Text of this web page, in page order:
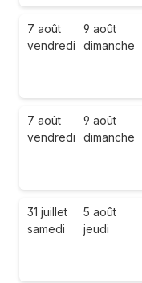
7 août
vendredi
9 août
dimanche
7 août
vendredi
9 août
dimanche
31 juillet
samedi
5 août
jeudi